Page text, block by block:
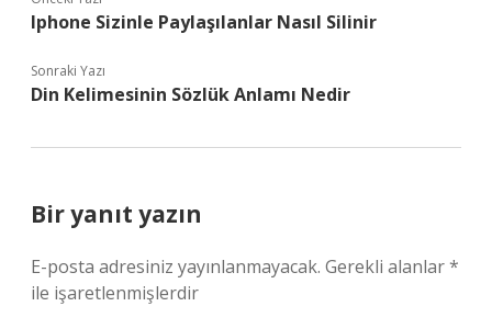
Iphone Sizinle Paylaşılanlar Nasıl Silinir
Sonraki Yazı
Din Kelimesinin Sözlük Anlamı Nedir
Bir yanıt yazın
E-posta adresiniz yayınlanmayacak. Gerekli alanlar*
ile işaretlenmişlerdir